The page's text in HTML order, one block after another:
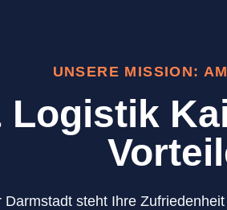
UNSERE MISSION:
Logistik
steht Ihre